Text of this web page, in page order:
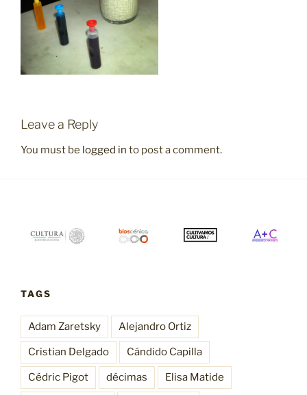
Leave a Reply
You must be logged in to post a comment.
TAGS
Adam Zaretsky Alejandro Ortiz
Cristian Delgado Cándido Capilla
Cédric Pigot décimas Elisa Matide